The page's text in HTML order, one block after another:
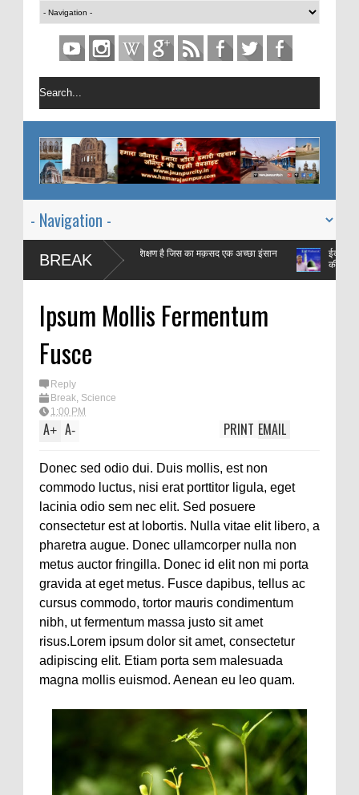
BREAK
माह ऐ रमज़ान एक महीने का प्रशिक्षण है जिस का मक़सद एक अच्छा इंसान
ईद में किस बात
की ज़बानी
Ipsum Mollis Fermentum
Fusce
Reply
Break, Science
1:00 PM
A+ A- EMAIL
PRINT
Donec sed odio dui. Duis mollis, est non
commodo luctus, nisi erat porttitor ligula, eget
lacinia odio sem nec elit. Sed posuere
consectetur est at lobortis. Nulla vitae elit libero, a
pharetra augue. Donec ullamcorper nulla non
metus auctor fringilla. Donec id elit non mi porta
gravida at eget metus. Fusce dapibus, tellus ac
cursus commodo, tortor mauris condimentum
nibh, ut fermentum massa justo sit amet
risus.Lorem ipsum dolor sit amet, consectetur
adipiscing elit. Etiam porta sem malesuada
magna mollis euismod. Aenean eu leo quam.